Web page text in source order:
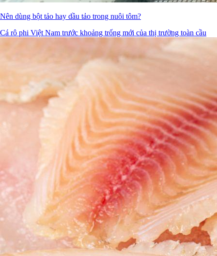
Nên dùng bột tảo hay dầu tảo trong nuôi tôm?
Cá rô phi Việt Nam trước khoảng trống mới của thị trường toàn cầu